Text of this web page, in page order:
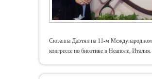
Сюзанна Давтян на 11-м Международном
конгрессе по биоэтике в Неаполе, Италия.